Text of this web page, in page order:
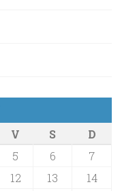
V S
D
5 6
7
12 13
14